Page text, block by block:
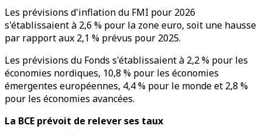
Les prévisions d'inflation du FMI pour 2026
s'établissaient à 2,6 % pour la zone euro, soit une hausse
par rapport aux 2,1 % prévus pour 2025.
Les prévisions du Fonds s'établissaient à 2,2 % pour les
économies nordiques, 10,8 % pour les économies
émergentes européennes, 4,4 % pour le monde et 2,8 %
pour les économies avancées.
La BCE prévoit de relever ses taux